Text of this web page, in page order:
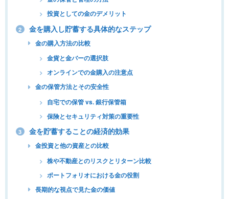
投資としての金のデメリット
2 金を購入し貯蓄する具体的なステップ
金の購入方法の比較
金貨と金バーの選択肢
オンラインでの金購入の注意点
金の保管方法とその安全性
自宅での保管 vs. 銀行保管箱
保険とセキュリティ対策の重要性
3 金を貯蓄することの経済的効果
金投資と他の資産との比較
株や不動産とのリスクとリターン比較
ポートフォリオにおける金の役割
長期的な視点で見た金の価値